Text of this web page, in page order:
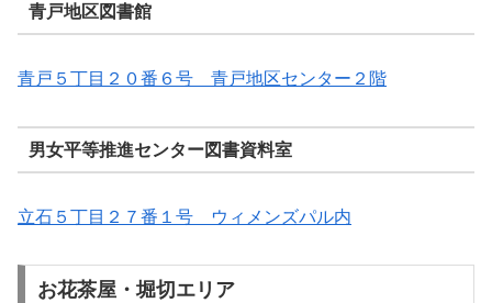
青戸地区図書館
青戸５丁目２０番６号 青戸地区センター２階
男女平等推進センター図書資料室
立石５丁目２７番１号 ウィメンズパル内
お花茶屋・堀切エリア